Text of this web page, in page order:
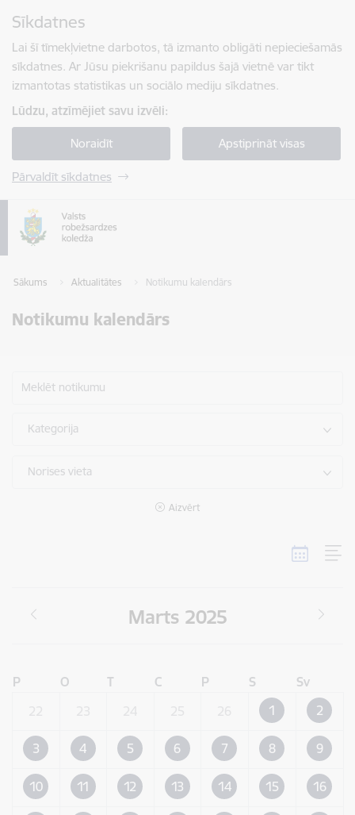
Sīkdatnes
Lai šī tīmekļvietne darbotos, tā izmanto obligāti nepieciešamās
sīkdatnes. Ar Jūsu piekrišanu papildus šajā vietnē var tikt
izmantotas statistikas un sociālo mediju sīkdatnes.
Lūdzu, atzīmējiet savu izvēli:
Noraidīt Apstiprināt visas
Pārvaldīt sīkdatnes
Sākums Aktualitātes Notikumu kalendārs
Notikumu kalendārs
Meklēt notikumu
Kategorija
Norises vieta
Aizvērt
Marts 2025
P O T C P S
Sv
1 2
3 4 5 6 7 8 9
10 11 12 13 14 15 16